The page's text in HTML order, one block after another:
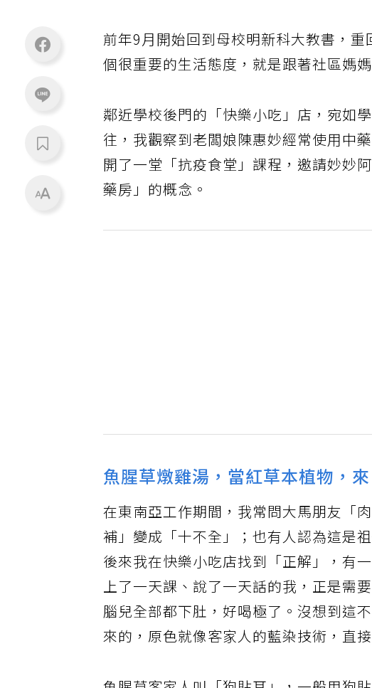
前年9月開始回到母校明新科大教書，
個很重要的生活態度，就是跟著社區媽
鄰近學校後門的「快樂小吃」店，宛如
往，我觀察到老闆娘陳惠妙經常使用中
開了一堂「抗疫食堂」課程，邀請妙妙
藥房」的概念。
魚腥草燉雞湯，當紅草本植物，
在東南亞工作期間，我常問大馬朋友「
補」變成「十不全」；也有人認為這是
後來我在快樂小吃店找到「正解」，有
上了一天課、說了一天話的我，正是需
腦兒全部都下肚，好喝極了。沒想到這
來的，原色就像客家人的藍染技術，直